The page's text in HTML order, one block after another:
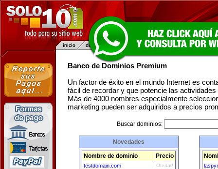
Banco de Dominios Premium
Un factor de éxito en el mundo Internet es
fácil de recordar y que potencie las
Más de 4000 nombres especialmente
marketing pueden ser adquiridos a precios
Buscar dominios:
Novedades
Nombre de dominio Precio
testdomain.com Ofertar!